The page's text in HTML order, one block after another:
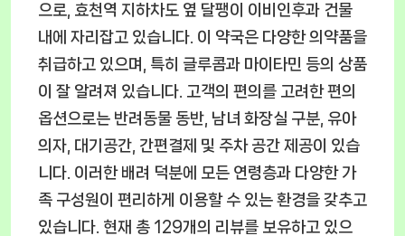
으로, 효천역 지하차도 옆 달팽이 이비인후과 건물
내에 자리잡고 있습니다. 이 약국은 다양한 의약품을
취급하고 있으며, 특히 글루콤과 마이타민 등의 상품
이 잘 알려져 있습니다. 고객의 편의를 고려한 편의
옵션으로는 반려동물 동반, 남녀 화장실 구분, 유아
의자, 대기공간, 간편결제 및 주차 공간 제공이 있습
니다. 이러한 배려 덕분에 모든 연령층과 다양한 가
족 구성원이 편리하게 이용할 수 있는 환경을 갖추고
있습니다. 현재 총 129개의 리뷰를 보유하고 있으